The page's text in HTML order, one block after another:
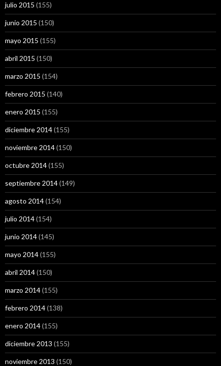
julio 2015 (155)
junio 2015 (150)
mayo 2015 (155)
abril 2015 (150)
marzo 2015 (154)
febrero 2015 (140)
enero 2015 (155)
diciembre 2014(155)
noviembre 2014(150)
octubre 2014(155)
septiembre 2014(149)
agosto 2014(154)
julio 2014(154)
junio 2014(145)
mayo 2014(155)
abril 2014(150)
marzo 2014(155)
febrero 2014(138)
enero 2014(155)
diciembre 2013 (155)
noviembre 2013 (150)